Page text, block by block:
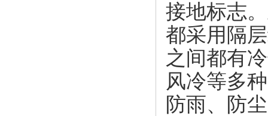
接地标志
都采用隔
之间都有
风冷等多
防雨、防